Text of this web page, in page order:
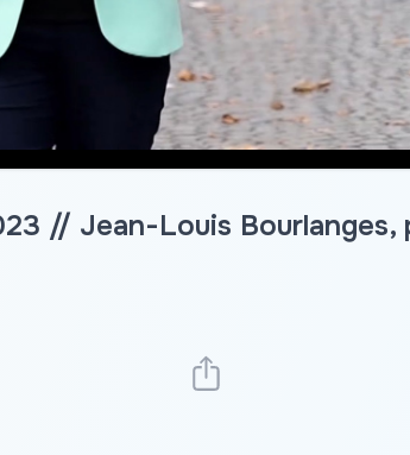
// Jean-Louis Bourlanges,